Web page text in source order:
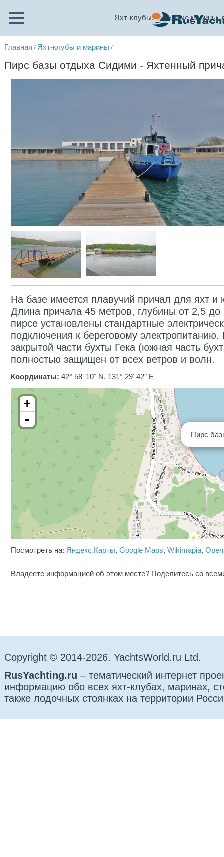
Яхт-клубы, яхтенные марины,
Главная / Яхт-клубы и марины /
Пирс базы отдыха Сидими - Яхтенный
На базе имеется плавучий причал для яхт и
Длина причала 45 метров, глубины от 2,5
пирсе установлены стандартные
подключения к береговому электропитанию.
закрытой части бухты Гека (южная часть
полностью защищен от всех ветров и волн.
Координаты: 42° 58' 10" N, 131° 29' 42" E
Пирс
+
-
Посмотреть на: Яндекс.Карты,Google Maps,Wikimapia,
Владеете информацией об этом месте? Поделитесь со
Copyright © 2014-2026. YachtsWorld.ru Ltd.
RusYachting.ru – тематический интернет
информацию обо всех яхт-клубах, маринах,
также лодочных стоянках на территории